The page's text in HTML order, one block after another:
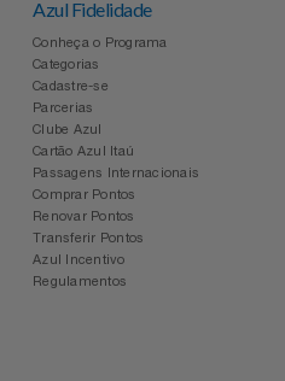
Azul Fidelidade
Conheça o Programa
Categorias
Cadastre-se
Parcerias
Clube Azul
Cartão Azul Itaú
Passagens Internacionais
Comprar Pontos
Renovar Pontos
Transferir Pontos
Azul Incentivo
Regulamentos